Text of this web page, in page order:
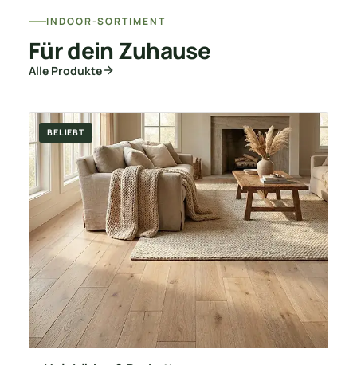
INDOOR-SORTIMENT
Für dein Zuhause
Alle Produkte
BELIEBT